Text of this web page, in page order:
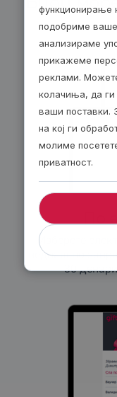
По
Изберете
веднаш по
30
функционирање
подобриме
анализираме
прикажеме
реклами.
колачиња, да ги
ваши поставки.
на кој ги
молиме
приватност.